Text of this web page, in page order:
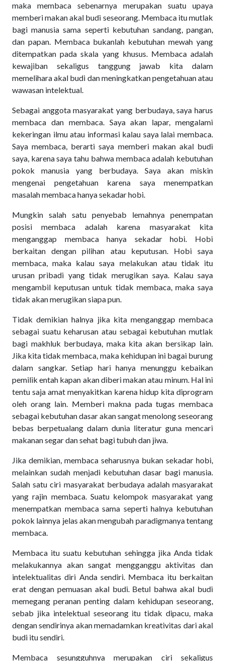
maka membaca sebenarnya merupakan suatu upaya
memberi makan akal budi seseorang. Membaca itu mutlak
bagi manusia sama seperti kebutuhan sandang, pangan,
dan papan. Membaca bukanlah kebutuhan mewah yang
ditempatkan pada skala yang khusus. Membaca adalah
kewajiban sekaligus tanggung jawab kita dalam
memelihara akal budi dan meningkatkan pengetahuan atau
wawasan intelektual.
Sebagai anggota masyarakat yang berbudaya, saya harus
membaca dan membaca. Saya akan lapar, mengalami
kekeringan ilmu atau informasi kalau saya lalai membaca.
Saya membaca, berarti saya memberi makan akal budi
saya, karena saya tahu bahwa membaca adalah kebutuhan
pokok manusia yang berbudaya. Saya akan miskin
mengenai pengetahuan karena saya menempatkan
masalah membaca hanya sekadar hobi.
Mungkin salah satu penyebab lemahnya penempatan
posisi membaca adalah karena masyarakat kita
menganggap membaca hanya sekadar hobi. Hobi
berkaitan dengan pilihan atau keputusan. Hobi saya
membaca, maka kalau saya melakukan atau tidak itu
urusan pribadi yang tidak merugikan saya. Kalau saya
mengambil keputusan untuk tidak membaca, maka saya
tidak akan merugikan siapa pun.
Tidak demikian halnya jika kita menganggap membaca
sebagai suatu keharusan atau sebagai kebutuhan mutlak
bagi makhluk berbudaya, maka kita akan bersikap lain.
Jika kita tidak membaca, maka kehidupan ini bagai burung
dalam sangkar. Setiap hari hanya menunggu kebaikan
pemilik entah kapan akan diberi makan atau minum. Hal ini
tentu saja amat menyakitkan karena hidup kita diprogram
oleh orang lain. Memberi makna pada tugas membaca
sebagai kebutuhan dasar akan sangat menolong seseorang
bebas berpetualang dalam dunia literatur guna mencari
makanan segar dan sehat bagi tubuh dan jiwa.
Jika demikian, membaca seharusnya bukan sekadar hobi,
melainkan sudah menjadi kebutuhan dasar bagi manusia.
Salah satu ciri masyarakat berbudaya adalah masyarakat
yang rajin membaca. Suatu kelompok masyarakat yang
menempatkan membaca sama seperti halnya kebutuhan
pokok lainnya jelas akan mengubah paradigmanya tentang
membaca.
Membaca itu suatu kebutuhan sehingga jika Anda tidak
melakukannya akan sangat mengganggu aktivitas dan
intelektualitas diri Anda sendiri. Membaca itu berkaitan
erat dengan pemuasan akal budi. Betul bahwa akal budi
memegang peranan penting dalam kehidupan seseorang,
sebab jika intelektual seseorang itu tidak dipacu, maka
dengan sendirinya akan memadamkan kreativitas dari akal
budi itu sendiri.
Membaca sesungguhnya merupakan ciri sekaligus